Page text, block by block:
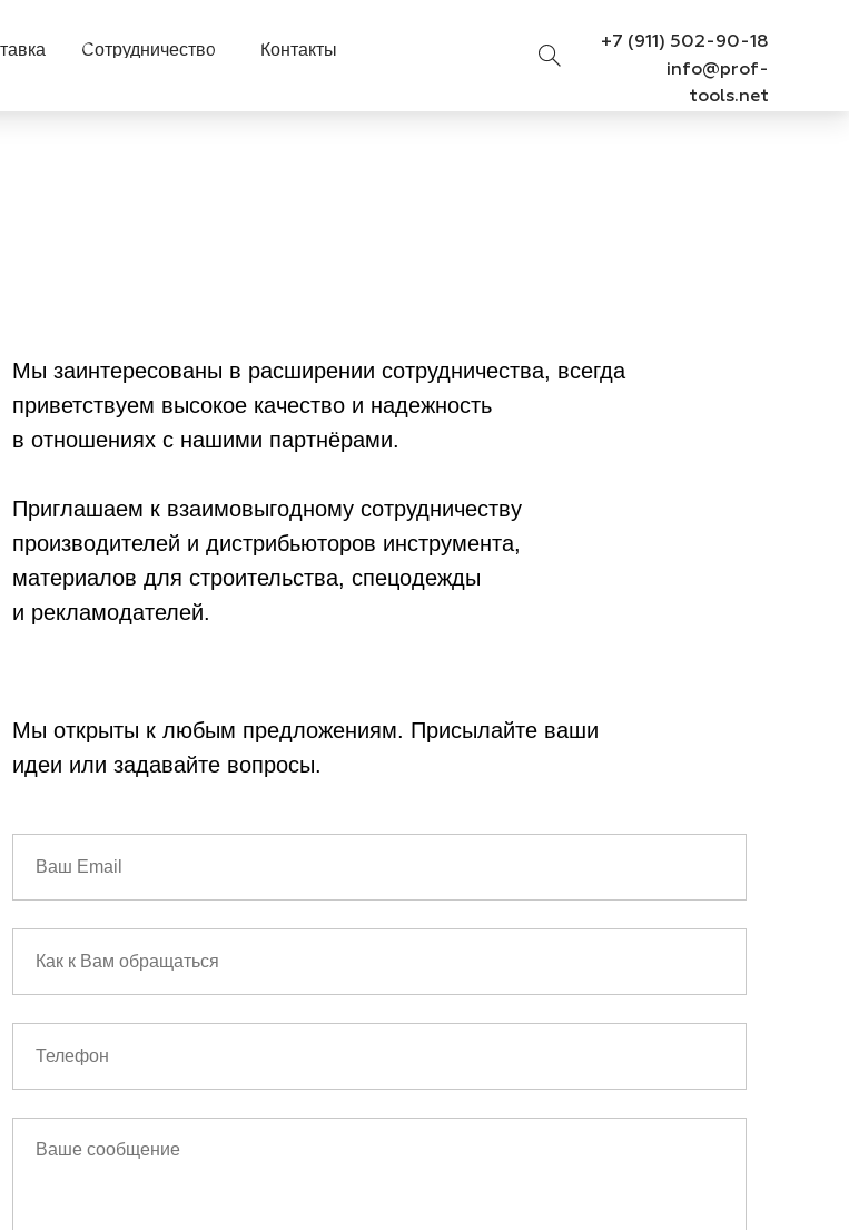
Сотрудничество Контакты
+7 (911) 502-90-18
info@prof-
tools.net
Мы заинтересованы в расширении сотрудничества, всегда
приветствуем высокое качество и надежность
в отношениях с нашими партнёрами.
Приглашаем к взаимовыгодному сотрудничеству
производителей и дистрибьюторов инструмента,
материалов для строительства, спецодежды
и рекламодателей.
Мы открыты к любым предложениям. Присылайте ваши
идеи или задавайте вопросы.